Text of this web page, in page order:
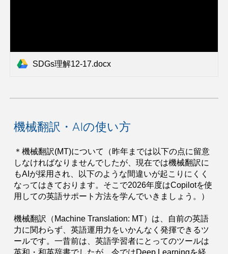
SDGs理解12-17.docx
機械翻訳・AIの使い方
＊機械翻訳(MT)について（昨年までは以下の点に留意
しなければなりませんでしたが、現在では機械翻訳に
もAIが採用され、以下のような間違いが起こりにくく
なってはきております。そこで2026年度はCopilotを使
用しての英語サポート方法を学んでいきましょう。）
機械翻訳（Machine Translation: MT）は、自前の英語
力に関わらず、英語運用力をいかんなく発揮できるツ
ールです。一昔前は、英語学習者にとってのツールは
英和・和英辞書でしたが、今ではDeep Learningを経